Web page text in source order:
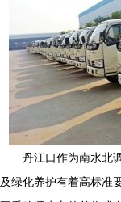
丹江口作为南水北
及绿化养护有着高标准